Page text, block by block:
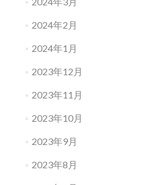
2024年2月
2024年1月
2023年12月
2023年11月
2023年10月
2023年9月
2023年8月